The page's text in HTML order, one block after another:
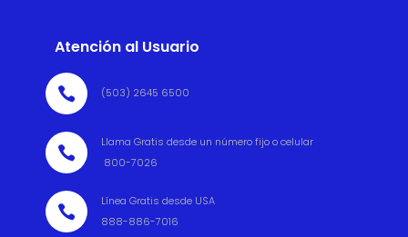
Atención al Usuario
 (503) 2645 6500

Llama Gratis desde un número fijo o celular
800-7026

Línea Gratis desde USA
888-886-7016